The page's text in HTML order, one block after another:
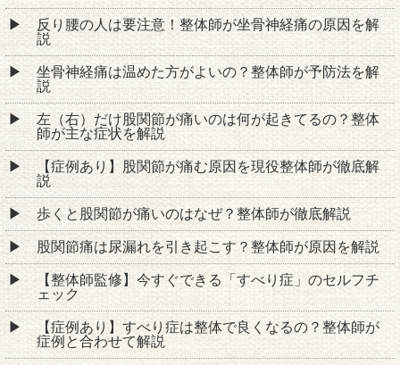
反り腰の人は要注意！整体師が坐骨神経痛の原因を解
説
坐骨神経痛は温めた方がよいの？整体師が予防法を解
説
左（右）だけ股関節が痛いのは何が起きてるの？整体
師が主な症状を解説
【症例あり】股関節が痛む原因を現役整体師が徹底解
説
歩くと股関節が痛いのはなぜ？整体師が徹底解説
股関節痛は尿漏れを引き起こす？整体師が原因を解説
【整体師監修】今すぐできる「すべり症」のセルフチ
ェック
【症例あり】すべり症は整体で良くなるの？整体師が
症例と合わせて解説